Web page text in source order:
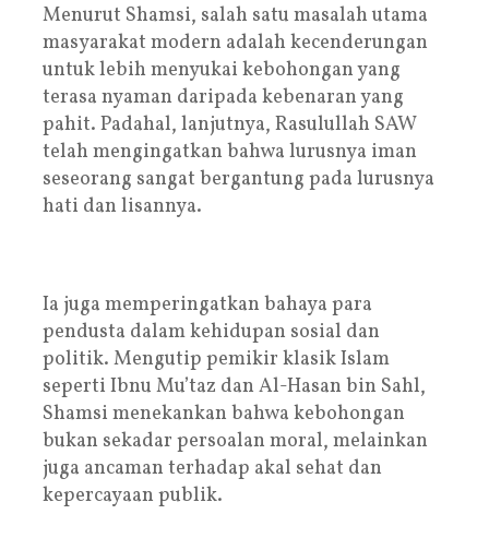
Menurut Shamsi, salah satu masalah utama
masyarakat modern adalah kecenderungan
untuk lebih menyukai kebohongan yang
terasa nyaman daripada kebenaran yang
pahit. Padahal, lanjutnya, Rasulullah SAW
telah mengingatkan bahwa lurusnya iman
seseorang sangat bergantung pada lurusnya
hati dan lisannya.
Ia juga memperingatkan bahaya para
pendusta dalam kehidupan sosial dan
politik. Mengutip pemikir klasik Islam
seperti Ibnu Mu’taz dan Al-Hasan bin Sahl,
Shamsi menekankan bahwa kebohongan
bukan sekadar persoalan moral, melainkan
juga ancaman terhadap akal sehat dan
kepercayaan publik.